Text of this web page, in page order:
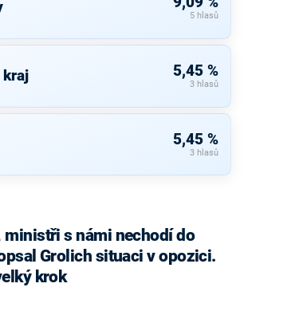
5 hlasů
5,45 %
3 hlasů
5,45 %
3 hlasů
ministři s námi nechodí do
Grolich situaci v opozici.
krok